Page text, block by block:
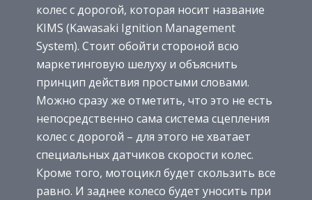
колес с дорогой, которая носит название
KIMS (Kawasaki Ignition Management
System). Стоит обойти стороной всю
маркетинговую шелуху и объяснить
принцип действия простыми словами.
Можно сразу же отметить, что это не есть
непосредственно сама система сцепления
колес с дорогой – для этого не хватает
специальных датчиков скорости колес.
Кроме того, мотоцикл будет скользить все
равно. И заднее колесо будет уносить при